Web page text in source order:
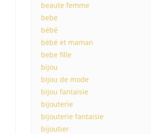
beaute femme
bebe
bébé
bébé et maman
bebe fille
bijou
bijou de mode
bijou fantaisie
bijouterie
bijouterie fantaisie
bijoutier